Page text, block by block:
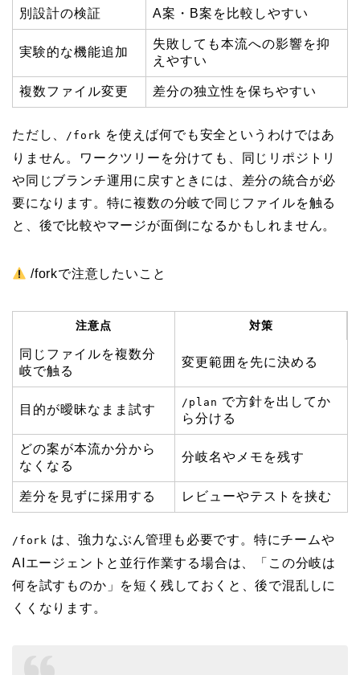
別設計の検証 A案・B案を比較しやすい
実験的な機能追加
失敗しても本流への影響を抑
えやすい
複数ファイル変更 差分の独立性を保ちやすい
ただし、 /fork を使えば何でも安全というわけではあ
りません。ワークツリーを分けても、同じリポジトリ
や同じブランチ運用に戻すときには、差分の統合が必
要になります。特に複数の分岐で同じファイルを触る
と、後で比較やマージが面倒になるかもしれません。
/forkで注意したいこと
注意点 対策
同じファイルを複数分
岐で触る
変更範囲を先に決める
目的が曖昧なまま試す
/plan で方針を出してか
ら分ける
どの案が本流か分から
なくなる
分岐名やメモを残す
差分を見ずに採用する レビューやテストを挟む
/fork は、強力なぶん管理も必要です。特にチームや
AIエージェントと並行作業する場合は、「この分岐は
何を試すものか」を短く残しておくと、後で混乱しに
くくなります。